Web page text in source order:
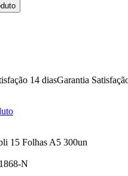
Garantia
15 Folhas A5 300un
N